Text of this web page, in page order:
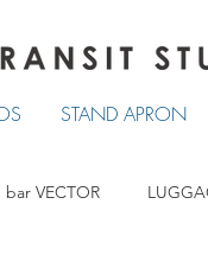
STAND APRON
bar VECTOR